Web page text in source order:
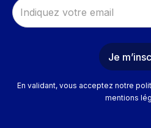
En validant, vous acceptez notre
mentions